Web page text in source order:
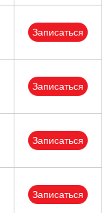
Записаться
Записаться
Записаться
Записаться